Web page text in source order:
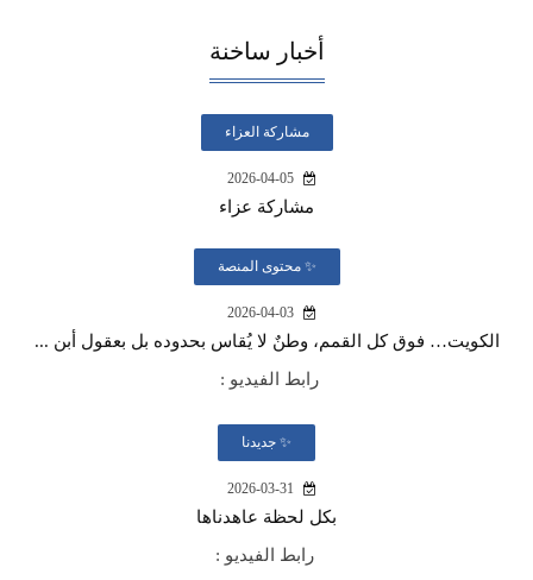
أخبار ساخنة
مشاركة العزاء
مشاركة عزاء
✨ محتوى المنصة
الكويت… فوق كل القمم، وطنٌ لا يُقاس بحدوده بل بعقول أبن ...
رابط الفيديو :
✨ جديدنا
بكل لحظة عاهدناها
رابط الفيديو :